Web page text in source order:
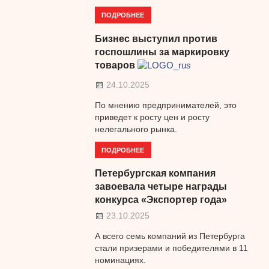
ПОДРОБНЕЕ
Бизнес выступил против
госпошлины за маркировку
товаров
24.10.2025
По мнению предпринимателей, это
приведет к росту цен и росту
нелегального рынка.
ПОДРОБНЕЕ
Петербургская компания
завоевала четыре награды
конкурса «Экспортер года»
23.10.2025
А всего семь компаний из Петербурга
стали призерами и победителями в 11
номинациях.